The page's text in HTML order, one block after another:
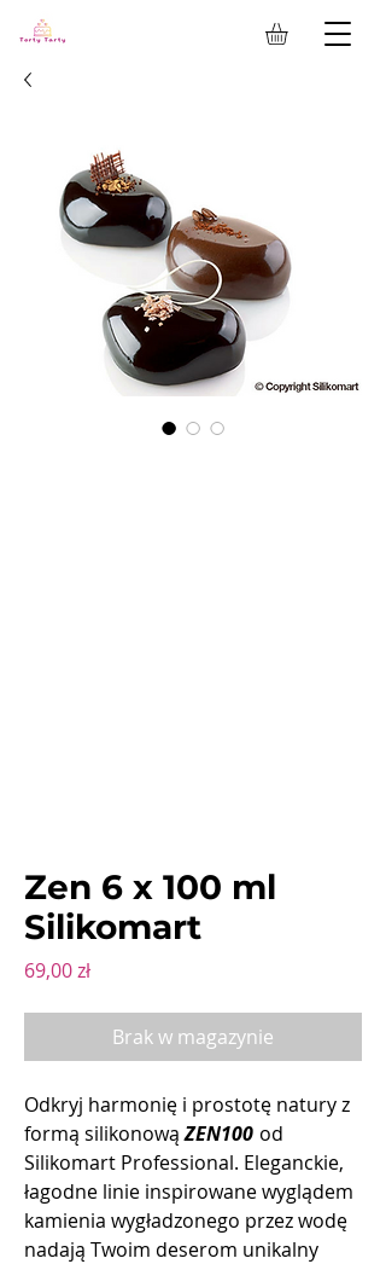
Zen 6 x 100 ml
Silikomart
69,00 złCena
Brak w magazynie
Odkryj harmonię i prostotę natury z
formą silikonowąZEN100 od
Silikomart Professional. Eleganckie,
łagodne linie inspirowane wyglądem
kamienia wygładzonego przez wodę
nadają Twoim deserom unikalny